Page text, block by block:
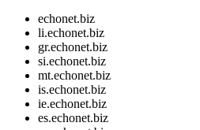
echonet.biz
li.echonet.biz
gr.echonet.biz
si.echonet.biz
mt.echonet.biz
is.echonet.biz
ie.echonet.biz
es.echonet.biz